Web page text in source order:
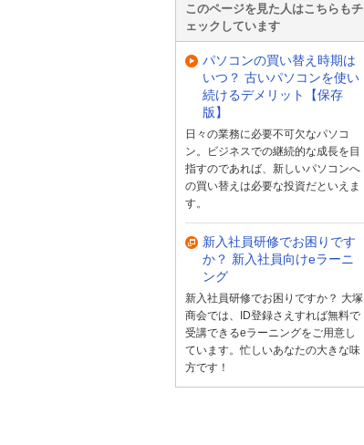
このページを見た人はこちらもチ
ェックしています
パソコンの買い替え時期は
いつ？ 古いパソコンを使い
続けるデメリット【保存
版】
日々の業務に必要不可欠なパソコ
ン。ビジネスでの継続的な成長を目
指すのであれば、新しいパソコンへ
の買い替えは必要な投資だといえま
す。
新入社員研修でお困りです
か？ 新入社員向けeラーニ
ング
新入社員研修でお困りですか？ 大塚
商会では、ID登録さえすれば無料で
受講できるeラーニングをご用意し
ています。忙しいあなたの大きな味
方です！